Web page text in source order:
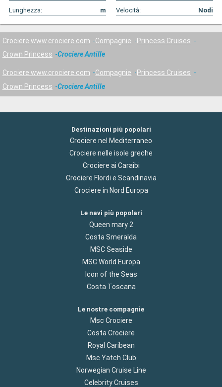
Lunghezza:
m Velocità: Nodi
Crociere www.crociere.com Compagnie
Princess Cruises
Crown Princess
Crociere Antille
Crociere www.crociere.com Compagnie
Princess Cruises
Crown Princess
Crociere Antille
Destinazioni più popolari
Crociere nel Mediterraneo
Crociere nelle isole greche
Crociere ai Caraibi
Crociere Flordi e Scandinavia
Crociere in Nord Europa
Le navi più popolari
Queen mary 2
Costa Smeralda
MSC Seaside
MSC World Europa
Icon of the Seas
Costa Toscana
Le nostre compagnie
Msc Crociere
Costa Crociere
Royal Caribean
Msc Yatch Club
Norwegian Cruise Line
Celebrity Cruises